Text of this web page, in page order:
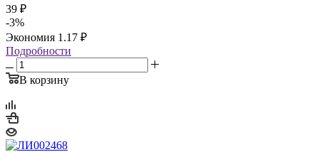
39 ₽
-3%
Экономия 1.17 ₽
Подробности
В корзину